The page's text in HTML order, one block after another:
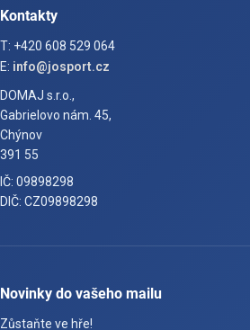
Kontakty
T: +420 608 529 064
E: info@josport.cz
DOMAJ s.r.o.,
Gabrielovo nám. 45,
Chýnov
391 55
IČ: 09898298
DIČ: CZ09898298
Novinky do vašeho mailu
Zůstaňte ve hře!